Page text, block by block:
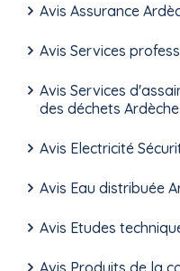
Avis Assurance
Avis Services
Avis Services
des déchets Ardèche
Avis Electricité
Avis Eau distribuée
Avis Etudes
Avis Produits de la